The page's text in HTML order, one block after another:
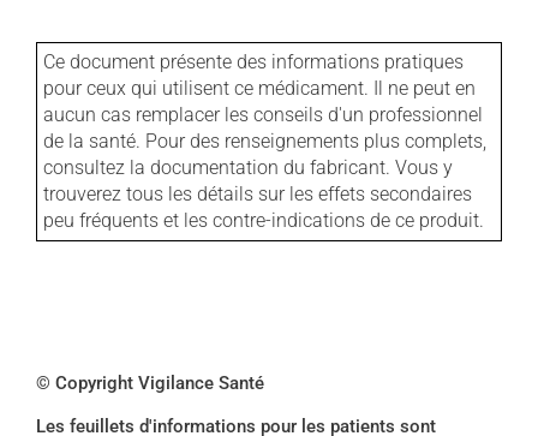
Ce document présente des informations pratiques
pour ceux qui utilisent ce médicament. Il ne peut en
aucun cas remplacer les conseils d'un professionnel
de la santé. Pour des renseignements plus complets,
consultez la documentation du fabricant. Vous y
trouverez tous les détails sur les effets secondaires
peu fréquents et les contre-indications de ce produit.
© Copyright Vigilance Santé
Les feuillets d'informations pour les patients sont